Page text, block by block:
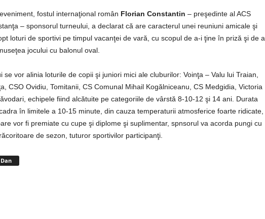
fostul internaţional român Florian Constantin – preşedinte al ACS
– sponsorul turneului, a declarat că are caracterul unei reuniuni amicale şi
loturi de sportivi pe timpul vacanţei de vară, cu scopul de a-i ţine în priză şi de a
jocului cu balonul oval.
se vor alinia loturile de copii şi juniori mici ale cluburilor: Voinţa – Valu lui Traian,
CSO Ovidiu, Tomitanii, CS Comunal Mihail Kogălniceanu, CS Medgidia, Victoria
echipele fiind alcătuite pe categoriile de vârstă 8-10-12 şi 14 ani. Durata
în limitele a 10-15 minute, din cauza temperaturii atmosferice foarte ridicate,
vor fi premiate cu cupe şi diplome şi suplimentar, spnsorul va acorda pungi cu
de sezon, tuturor sportivilor participanţi.